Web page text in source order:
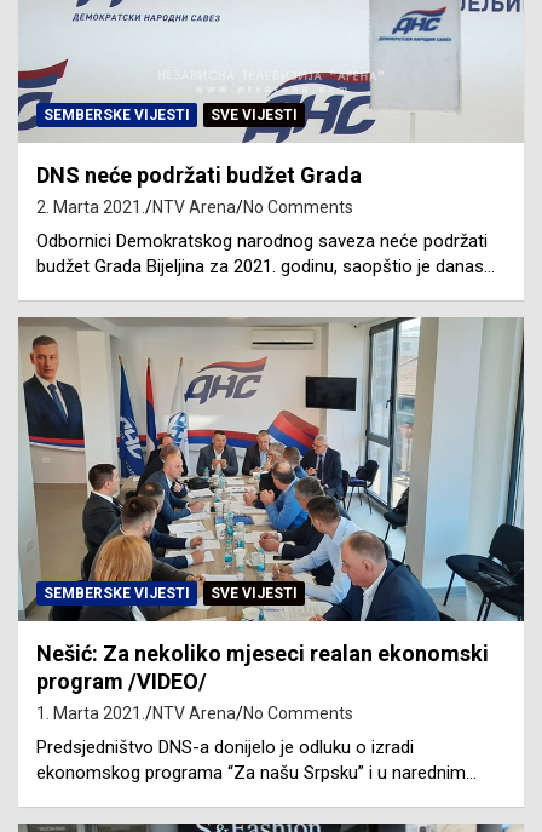
SEMBERSKE VIJESTI SVE VIJESTI
DNS neće podržati budžet Grada
2. Marta 2021. NTV Arena No Comments
Odbornici Demokratskog narodnog saveza neće podržati
budžet Grada Bijeljina za 2021. godinu, saopštio je danas…
SEMBERSKE VIJESTI SVE VIJESTI
Nešić: Za nekoliko mjeseci realan ekonomski
program /VIDEO/
1. Marta 2021. NTV Arena No Comments
Predsjedništvo DNS-a donijelo je odluku o izradi
ekonomskog programa “Za našu Srpsku” i u narednim…